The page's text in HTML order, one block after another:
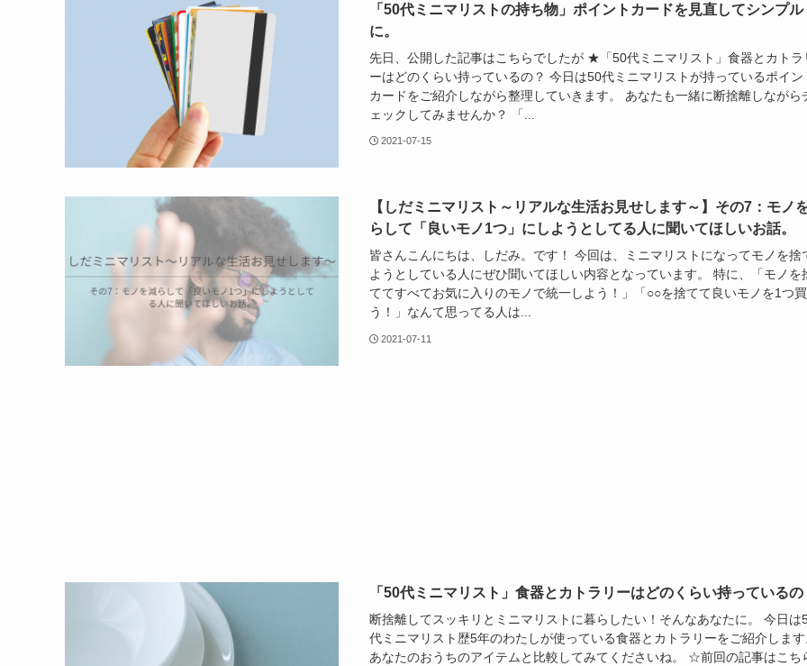
「50代ミニマリストの持ち物」ポイントカードを見直してシンプル
に。
先日、公開した記事はこちらでしたが ★「50代ミニマリスト」食器とカトラ
ーはどのくらい持っているの？ 今日は50代ミニマリストが持っているポイン
カードをご紹介しながら整理していきます。 あなたも一緒に断捨離しながら
ェックしてみませんか？ 「...
2021-07-15
【しだミニマリスト～リアルな生活お見せします～】その7：モノ
らして「良いモノ1つ」にしようとしてる人に聞いてほしいお話。
皆さんこんにちは、しだみ。です！ 今回は、ミニマリストになってモノを捨
ようとしている人にぜひ聞いてほしい内容となっています。 特に、「モノを
ててすべてお気に入りのモノで統一しよう！」「○○を捨てて良いモノを1つ
う！」なんて思ってる人は...
2021-07-11
「50代ミニマリスト」食器とカトラリーはどのくらい持っているの
断捨離してスッキリとミニマリストに暮らしたい！そんなあなたに。 今日は
代ミニマリスト歴5年のわたしが使っている食器とカトラリーをご紹介します
あなたのおうちのアイテムと比較してみてくださいね。 ☆前回の記事はこち